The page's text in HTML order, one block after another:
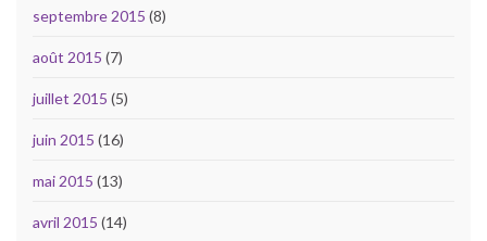
septembre 2015 (8)
août 2015 (7)
juillet 2015 (5)
juin 2015 (16)
mai 2015 (13)
avril 2015 (14)